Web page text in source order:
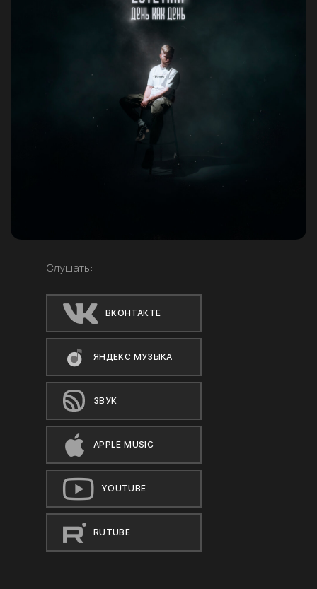
Слушать:
ВКОНТАКТЕ
ЯНДЕКС МУЗЫКА
ЗВУК
APPLE MUSIC
YOUTUBE
RUTUBE